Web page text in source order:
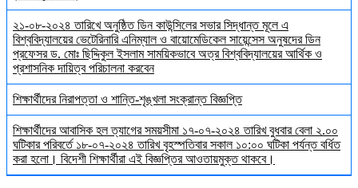
২১-০৮-২০২৪ তারিখে অনুষ্ঠিত ডিন কাউন্সিলের সভার সিদ্ধান্ত মূলে এ
বিশ্ববিদ্যালয়ের ভেটেরিনারি এনিম্যাল ও বায়োমেডিকেল সায়েন্সেস অনুষদের ডিন
প্রফেসর ড. মোঃ ছিদ্দিকুল ইসলাম সাময়িকভাবে অত্র বিশ্ববিদ্যালয়ের আর্থিক ও
প্রশাসনিক দায়িত্ব পরিচালনা করবেন
শিক্ষার্থীদের নিরাপত্তা ও শান্তি-শৃঙ্খলা সংক্রান্ত বিজ্ঞপ্তি
শিক্ষার্থীদের আবাসিক হল ত্যাগের সময়সীমা ১৭-০৭-২০২৪ তারিখ বুধবার বেলা ২.০০
ঘটিকার পরিবর্তে ১৮-০৭-২০২৪ তারিখ বৃহস্পতিবার সকাল ১০:০০ ঘটিকা পর্যন্ত বর্ধিত
করা হলো। বিদেশী শিক্ষার্থীরা এই বিজ্ঞপ্তির আওতায়মুক্ত থাকবে।